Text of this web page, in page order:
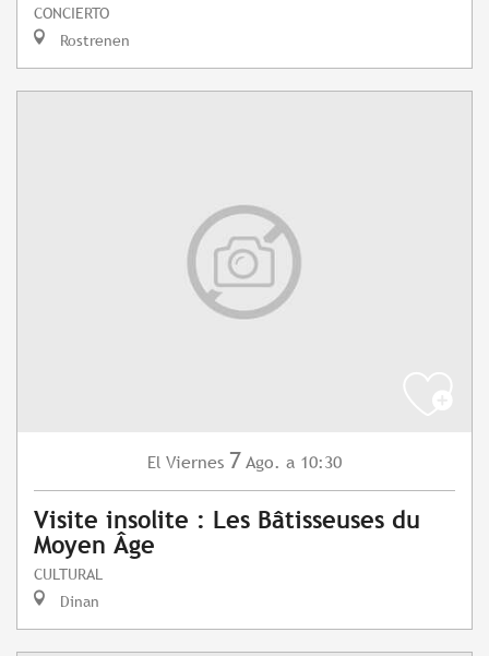
CONCIERTO
Rostrenen
El Viernes 7 Ago. a 10:30
Visite insolite : Les Bâtisseuses du
Moyen Âge
CULTURAL
Dinan